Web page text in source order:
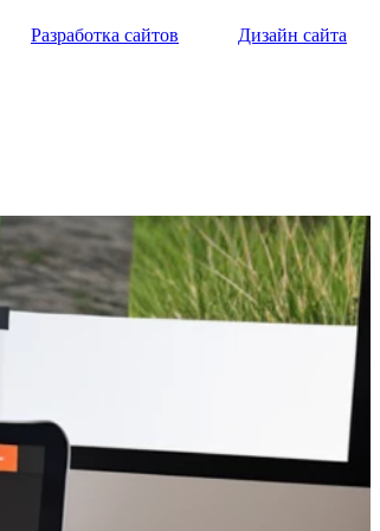
Разработка сайтов Дизайн сайта